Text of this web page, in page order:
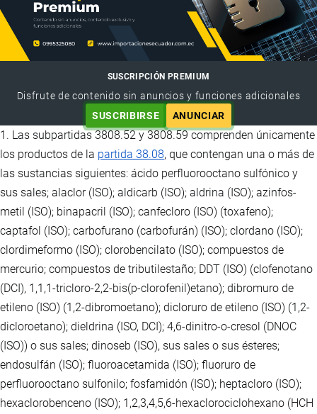
SUSCRIPCIÓN PREMIUM
Disfrute de contenido sin anuncios y funciones adicionales
SUSCRIBIRSE
ANUNCIAR
1. Las subpartidas 3808.52 y 3808.59 comprenden únicamente
los productos de la partida 38.08, que contengan una o más de
las sustancias siguientes: ácido perfluorooctano sulfónico y
sus sales; alaclor (ISO); aldicarb (ISO); aldrina (ISO); azinfos-
metil (ISO); binapacril (ISO); canfecloro (ISO) (toxafeno);
captafol (ISO); carbofurano (carbofurán) (ISO); clordano (ISO);
clordimeformo (ISO); clorobencilato (ISO); compuestos de
mercurio; compuestos de tributilestaño; DDT (ISO) (clofenotano
(DCI), 1,1,1-tricloro-2,2-bis(p-clorofenil)etano); dibromuro de
etileno (ISO) (1,2-dibromoetano); dicloruro de etileno (ISO) (1,2-
dicloroetano); dieldrina (ISO, DCI); 4,6-dinitro-o-cresol (DNOC
(ISO)) o sus sales; dinoseb (ISO), sus sales o sus ésteres;
endosulfán (ISO); fluoroacetamida (ISO); fluoruro de
perfluorooctano sulfonilo; fosfamidón (ISO); heptacloro (ISO);
hexaclorobenceno (ISO); 1,2,3,4,5,6-hexaclorociclohexano (HCH